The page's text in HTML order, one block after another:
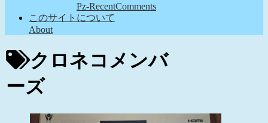
Pz-RecentComments
このサイトについて
About
クロネコメンバ
ーズ